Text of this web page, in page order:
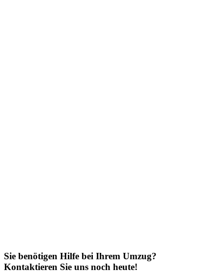
Sie benötigen Hilfe bei Ihrem Umzug?
Kontaktieren Sie uns noch heute!